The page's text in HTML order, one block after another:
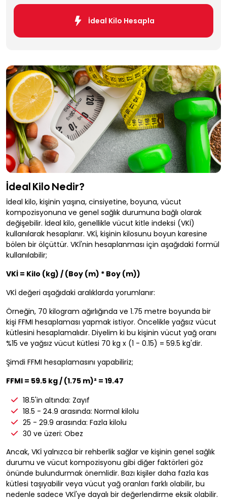
İdeal Kilo Hesapla
İdeal Kilo Nedir?
İdeal kilo, kişinin yaşına, cinsiyetine, boyuna, vücut
kompozisyonuna ve genel sağlık durumuna bağlı olarak
değişebilir. İdeal kilo, genellikle vücut kitle indeksi (VKİ)
kullanılarak hesaplanır. VKİ, kişinin kilosunu boyun karesine
bölen bir ölçüttür. VKİ'nin hesaplanması için aşağıdaki formül
kullanılabilir;
VKİ = Kilo (kg) / (Boy (m) * Boy (m))
VKİ değeri aşağıdaki aralıklarda yorumlanır:
Örneğin, 70 kilogram ağırlığında ve 1.75 metre boyunda bir
kişi FFMI hesaplaması yapmak istiyor. Öncelikle yağsız vücut
kütlesini hesaplamalıdır. Diyelim ki bu kişinin vücut yağ oranı
%15 ve yağsız vücut kütlesi 70 kg x (1 - 0.15) = 59.5 kg'dir.
Şimdi FFMI hesaplamasını yapabiliriz;
FFMI = 59.5 kg / (1.75 m)² = 19.47
18.5'in altında: Zayıf
18.5 - 24.9 arasında: Normal kilolu
25 - 29.9 arasında: Fazla kilolu
30 ve üzeri: Obez
Ancak, VKİ yalnızca bir rehberlik sağlar ve kişinin genel sağlık
durumu ve vücut kompozisyonu gibi diğer faktörleri göz
önünde bulundurmak önemlidir. Bazı kişiler daha fazla kas
kütlesi taşıyabilir veya vücut yağ oranları farklı olabilir, bu
nedenle sadece VKİ'ye dayalı bir değerlendirme eksik olabilir.